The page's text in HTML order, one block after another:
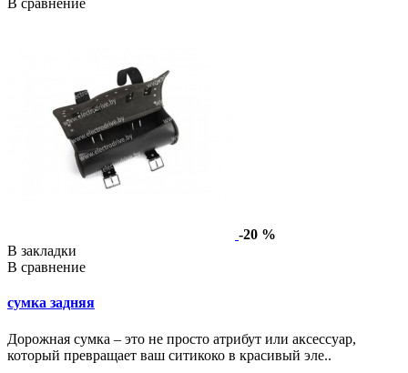
В сравнение
-20 %
В закладки
В сравнение
сумка задняя
Дорожная сумка – это не просто атрибут или аксессуар,
который превращает ваш ситикоко в красивый эле..